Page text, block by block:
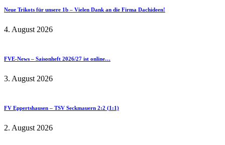
Neue Trikots für unsere 1b – Vielen Dank an die Firma Dachideen!
4. August 2026
FVE-News – Saisonheft 2026/27 ist online…
3. August 2026
FV Eppertshausen – TSV Seckmauern 2:2 (1:1)
2. August 2026